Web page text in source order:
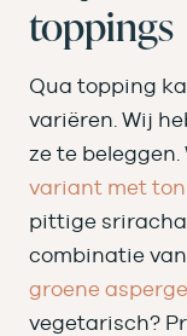
toppings
Qua topping
variëren. Wij
ze te
variant met
pittige
combinatie van
groene
vegetarisch?